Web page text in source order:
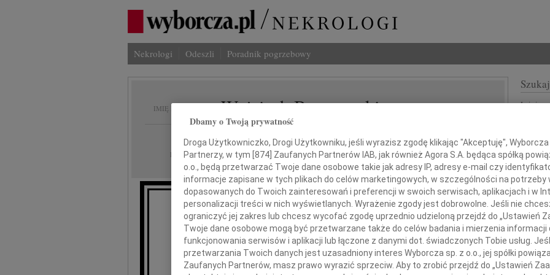
Nekrologi Odeszli Poradnik pogrzebowy
IMIĘ I NAZWISKO: Wojciech Bruszewski
REGION:
DATA EMISJI: 18.09.2009
W niedzielę 6 września 2009 roku umarł
profesor
Wojciech Bruszewski
Imię i
INNE
Z
Z
W
Jan
W
Dbamy o Twoją prywatność
Droga Użytkowniczko, Drogi Użytkowniku, jeśli wyrazisz zgodę klikając "Akceptuję",
Partnerzy, w tym [ 874 ] Zaufanych Partnerów IAB, jak również Agora S.A. będąca spółką
o.o., będą przetwarzać Twoje dane osobowe takie jak adresy IP, adresy e-mail czy
informacje zapisane w tych plikach do celów marketingowych, w szczególności na potrzeby
dopasowanych do Twoich zainteresowań i preferencji w swoich serwisach, aplikacjach i w
personalizacji treści w nich wyświetlanych. Wyrażenie zgody jest dobrowolne. Jeśli nie
ograniczyć jej zakres lub chcesz wycofać zgodę uprzednio udzieloną przejdź do „Ustawień
Twoje dane osobowe mogą być przetwarzane także do celów badania i mierzenia
funkcjonowania serwisów i aplikacji lub łączone z danymi dot. świadczonych Tobie usług.
przetwarzania Twoich danych jest uzasadniony interes Wyborcza sp. z o.o., jej spółki
Zaufanych Partnerów, masz prawo wyrazić sprzeciw. Aby to zrobić przejdź do „Ustawień